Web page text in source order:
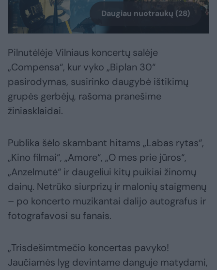
Daugiau nuotraukų (28)
Pilnutėlėje Vilniaus koncertų salėje
„Compensa“, kur vyko „Biplan 30“
pasirodymas, susirinko daugybė ištikimų
grupės gerbėjų, rašoma pranešime
žiniasklaidai.
Publika šėlo skambant hitams „Labas rytas“,
„Kino filmai“, „Amore“, „O mes prie jūros“,
„Anzelmutė“ ir daugeliui kitų puikiai žinomų
dainų. Netrūko siurprizų ir malonių staigmenų
– po koncerto muzikantai dalijo autografus ir
fotografavosi su fanais.
„Trisdešimtmečio koncertas pavyko!
Jaučiamės lyg devintame danguje matydami,